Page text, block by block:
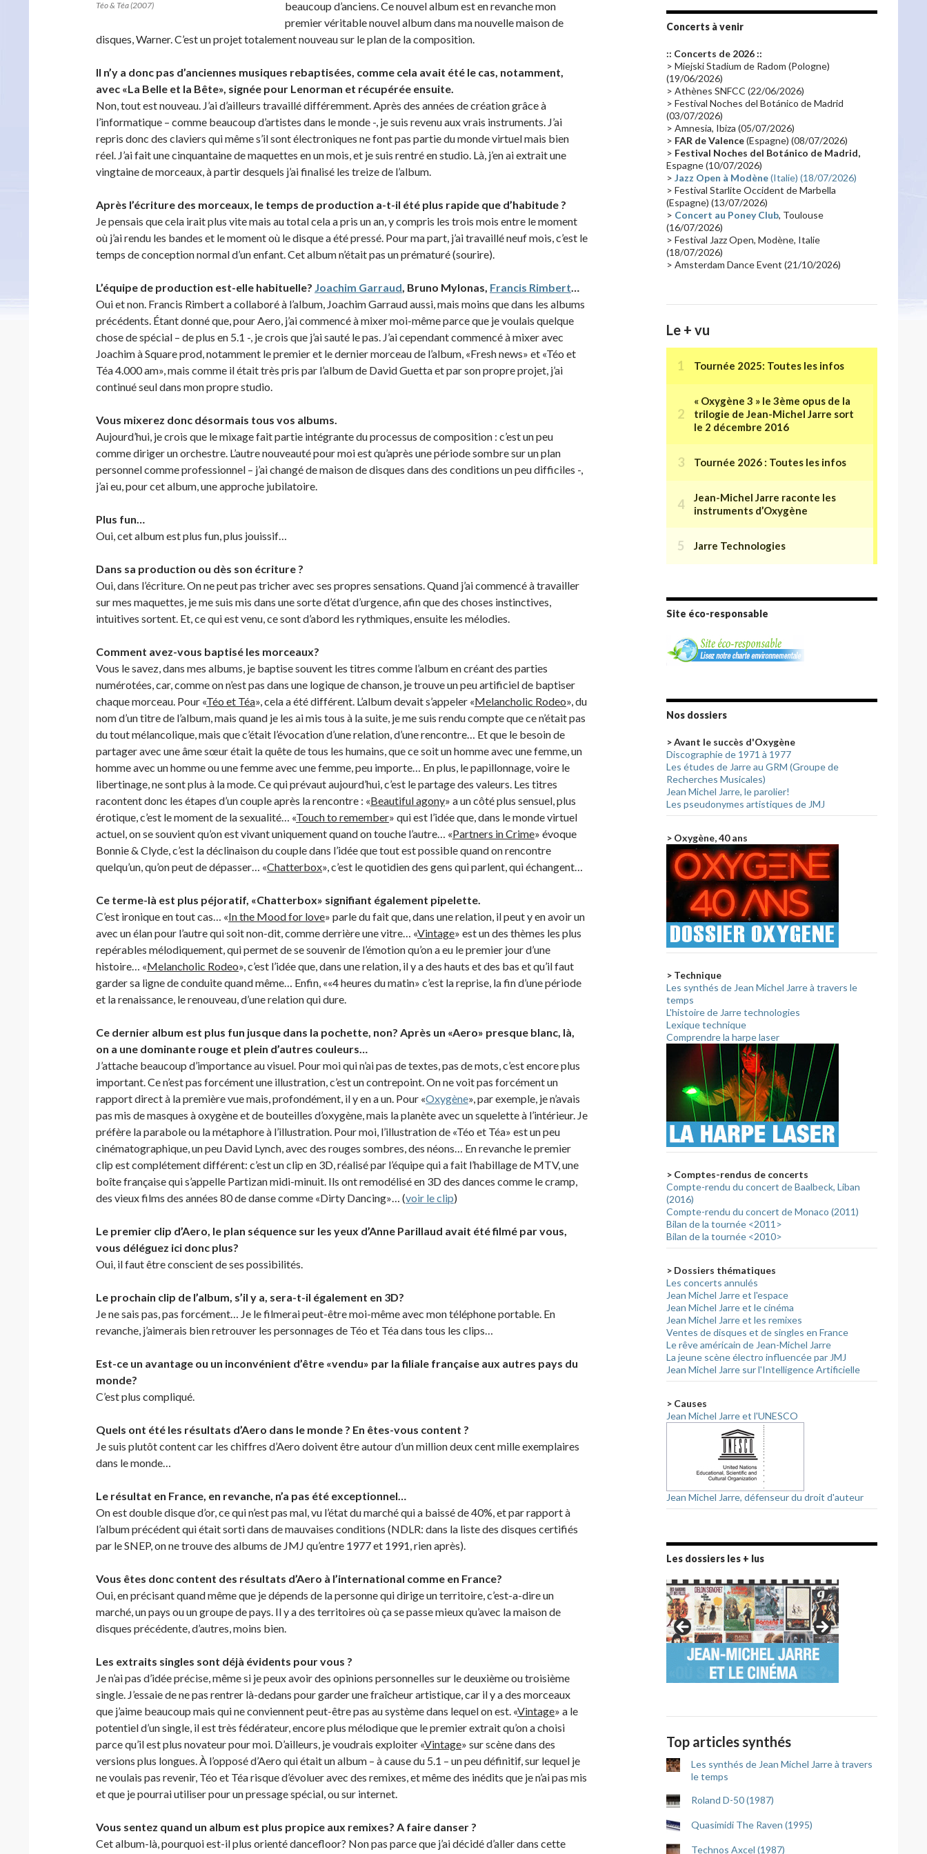
Téo & Téa (2007)
beaucoup d’anciens. Ce nouvel album est en revanche mon
premier véritable nouvel album dans ma nouvelle maison de
disques, Warner. C’est un projet totalement nouveau sur le plan de la composition.
Il n’y a donc pas d’anciennes musiques rebaptisées, comme cela avait été le cas, notamment,
avec «La Belle et la Bête», signée pour Lenorman et récupérée ensuite.
Non, tout est nouveau. J’ai d’ailleurs travaillé différemment. Après des années de création grâce à
l’informatique – comme beaucoup d’artistes dans le monde -, je suis revenu aux vrais instruments. J’ai
repris donc des claviers qui même s’il sont électroniques ne font pas partie du monde virtuel mais bien
réel. J’ai fait une cinquantaine de maquettes en un mois, et je suis rentré en studio. Là, j’en ai extrait une
vingtaine de morceaux, à partir desquels j’ai finalisé les treize de l’album.
Après l’écriture des morceaux, le temps de production a-t-il été plus rapide que d’habitude ?
Je pensais que cela irait plus vite mais au total cela a pris un an, y compris les trois mois entre le moment
où j’ai rendu les bandes et le moment où le disque a été pressé. Pour ma part, j’ai travaillé neuf mois, c’est le
temps de conception normal d’un enfant. Cet album n’était pas un prématuré (sourire).
L’équipe de production est-elle habituelle? Joachim Garraud, Bruno Mylonas, Francis Rimbert…
Oui et non. Francis Rimbert a collaboré à l’album, Joachim Garraud aussi, mais moins que dans les albums
précédents. Étant donné que, pour Aero, j’ai commencé à mixer moi-même parce que je voulais quelque
chose de spécial – de plus en 5.1 -, je crois que j’ai sauté le pas. J’ai cependant commencé à mixer avec
Joachim à Square prod, notamment le premier et le dernier morceau de l’album, «Fresh news» et «Téo et
Téa 4.000 am», mais comme il était très pris par l’album de David Guetta et par son propre projet, j’ai
continué seul dans mon propre studio.
Vous mixerez donc désormais tous vos albums.
Aujourd’hui, je crois que le mixage fait partie intégrante du processus de composition : c’est un peu
comme diriger un orchestre. L’autre nouveauté pour moi est qu’après une période sombre sur un plan
personnel comme professionnel – j’ai changé de maison de disques dans des conditions un peu difficiles -,
j’ai eu, pour cet album, une approche jubilatoire.
Plus fun…
Oui, cet album est plus fun, plus jouissif…
Dans sa production ou dès son écriture ?
Oui, dans l’écriture. On ne peut pas tricher avec ses propres sensations. Quand j’ai commencé à travailler
sur mes maquettes, je me suis mis dans une sorte d’état d’urgence, afin que des choses instinctives,
intuitives sortent. Et, ce qui est venu, ce sont d’abord les rythmiques, ensuite les mélodies.
Comment avez-vous baptisé les morceaux?
Vous le savez, dans mes albums, je baptise souvent les titres comme l’album en créant des parties
numérotées, car, comme on n’est pas dans une logique de chanson, je trouve un peu artificiel de baptiser
chaque morceau. Pour «Téo et Téa», cela a été différent. L’album devait s’appeler «Melancholic Rodeo», du
nom d’un titre de l’album, mais quand je les ai mis tous à la suite, je me suis rendu compte que ce n’était pas
du tout mélancolique, mais que c’était l’évocation d’une relation, d’une rencontre… Et que le besoin de
partager avec une âme sœur était la quête de tous les humains, que ce soit un homme avec une femme, un
homme avec un homme ou une femme avec une femme, peu importe… En plus, le papillonnage, voire le
libertinage, ne sont plus à la mode. Ce qui prévaut aujourd’hui, c’est le partage des valeurs. Les titres
racontent donc les étapes d’un couple après la rencontre : «Beautiful agony» a un côté plus sensuel, plus
érotique, c’est le moment de la sexualité… «Touch to remember» qui est l’idée que, dans le monde virtuel
actuel, on se souvient qu’on est vivant uniquement quand on touche l’autre… «Partners in Crime» évoque
Bonnie & Clyde, c’est la déclinaison du couple dans l’idée que tout est possible quand on rencontre
quelqu’un, qu’on peut de dépasser… «Chatterbox», c’est le quotidien des gens qui parlent, qui échangent…
Ce terme-là est plus péjoratif, «Chatterbox» signifiant également pipelette.
C’est ironique en tout cas… «In the Mood for love» parle du fait que, dans une relation, il peut y en avoir un
avec un élan pour l’autre qui soit non-dit, comme derrière une vitre… «Vintage» est un des thèmes les plus
repérables mélodiquement, qui permet de se souvenir de l’émotion qu’on a eu le premier jour d’une
histoire… «Melancholic Rodeo», c’est l’idée que, dans une relation, il y a des hauts et des bas et qu’il faut
garder sa ligne de conduite quand même… Enfin, ««4 heures du matin» c’est la reprise, la fin d’une période
et la renaissance, le renouveau, d’une relation qui dure.
Ce dernier album est plus fun jusque dans la pochette, non? Après un «Aero» presque blanc, là,
on a une dominante rouge et plein d’autres couleurs…
J’attache beaucoup d’importance au visuel. Pour moi qui n’ai pas de textes, pas de mots, c’est encore plus
important. Ce n’est pas forcément une illustration, c’est un contrepoint. On ne voit pas forcément un
rapport direct à la première vue mais, profondément, il y en a un. Pour «Oxygène», par exemple, je n’avais
pas mis de masques à oxygène et de bouteilles d’oxygène, mais la planète avec un squelette à l’intérieur. Je
préfère la parabole ou la métaphore à l’illustration. Pour moi, l’illustration de «Téo et Téa» est un peu
cinématographique, un peu David Lynch, avec des rouges sombres, des néons… En revanche le premier
clip est complétement différent: c’est un clip en 3D, réalisé par l’équipe qui a fait l’habillage de MTV, une
boîte française qui s’appelle Partizan midi-minuit. Ils ont remodélisé en 3D des dances comme le cramp,
des vieux films des années 80 de danse comme «Dirty Dancing»… (voir le clip)
Le premier clip d’Aero, le plan séquence sur les yeux d’Anne Parillaud avait été filmé par vous,
vous déléguez ici donc plus?
Oui, il faut être conscient de ses possibilités.
Le prochain clip de l’album, s’il y a, sera-t-il également en 3D?
Je ne sais pas, pas forcément… Je le filmerai peut-être moi-même avec mon téléphone portable. En
revanche, j’aimerais bien retrouver les personnages de Téo et Téa dans tous les clips…
Est-ce un avantage ou un inconvénient d’être «vendu» par la filiale française aux autres pays du
monde?
C’est plus compliqué.
Quels ont été les résultats d’Aero dans le monde ? En êtes-vous content ?
Je suis plutôt content car les chiffres d’Aero doivent être autour d’un million deux cent mille exemplaires
dans le monde…
Le résultat en France, en revanche, n’a pas été exceptionnel…
On est double disque d’or, ce qui n’est pas mal, vu l’état du marché qui a baissé de 40%, et par rapport à
l’album précédent qui était sorti dans de mauvaises conditions (NDLR: dans la liste des disques certifiés
par le SNEP, on ne trouve des albums de JMJ qu’entre 1977 et 1991, rien après).
Vous êtes donc content des résultats d’Aero à l’international comme en France?
Oui, en précisant quand même que je dépends de la personne qui dirige un territoire, c’est-a-dire un
marché, un pays ou un groupe de pays. Il y a des territoires où ça se passe mieux qu’avec la maison de
disques précédente, d’autres, moins bien.
Les extraits singles sont déjà évidents pour vous ?
Je n’ai pas d’idée précise, même si je peux avoir des opinions personnelles sur le deuxième ou troisième
single. J’essaie de ne pas rentrer là-dedans pour garder une fraîcheur artistique, car il y a des morceaux
que j’aime beaucoup mais qui ne conviennent peut-être pas au système dans lequel on est. «Vintage» a le
potentiel d’un single, il est très fédérateur, encore plus mélodique que le premier extrait qu’on a choisi
parce qu’il est plus novateur pour moi. D’ailleurs, je voudrais exploiter «Vintage» sur scène dans des
versions plus longues. À l’opposé d’Aero qui était un album – à cause du 5.1 – un peu définitif, sur lequel je
ne voulais pas revenir, Téo et Téa risque d’évoluer avec des remixes, et même des inédits que je n’ai pas mis
et que je pourrai utiliser pour un pressage spécial, ou sur internet.
Vous sentez quand un album est plus propice aux remixes? A faire danser ?
Cet album-là, pourquoi est-il plus orienté dancefloor? Non pas parce que j’ai décidé d’aller dans cette
Promo 2019
Emissions 2010 Disques rares
Synthé 70's(20)
Claviériste(19) Groupe de Recherche Musicale
France 2 (18)
Critique(17) Coffret(17) Chronologie(16)
Passages radio(16)
Synthé 80's(16) Les concerts en Chine (16)
Cinéma(16) Houston
Synthé Roland Belgique
Récompense(14) Collaborations 70's(14)
Astronomie(14) France Inter(14)
Concerts à venir
:: Concerts de 2026 ::
> Miejski Stadium de Radom (Pologne)
(19/06/2026)
> Athènes SNFCC (22/06/2026)
> Festival Noches del Botánico de Madrid
(03/07/2026)
> Amnesia, Ibiza (05/07/2026)
> FAR de Valence(Espagne) (08/07/2026)
> Festival Noches del Botánico de Madrid,
Espagne (10/07/2026)
> Jazz Open à Modène(Italie) (18/07/2026)
> Festival Starlite Occident de Marbella
(Espagne) (13/07/2026)
> Concert au Poney Club, Toulouse
(16/07/2026)
> Festival Jazz Open, Modène, Italie
(18/07/2026)
> Amsterdam Dance Event (21/10/2026)
Le + vu
Site éco-responsable
Nos dossiers
> Avant le succès d'Oxygène
Discographie de 1971 à 1977
Les études de Jarre au GRM (Groupe de
Recherches Musicales)
Jean Michel Jarre, le parolier!
Les pseudonymes artistiques de JMJ
> Oxygène, 40 ans
> Technique
Les synthés de Jean Michel Jarre à travers le
temps
L'histoire de Jarre technologies
Lexique technique
Comprendre la harpe laser
> Comptes-rendus de concerts
Compte-rendu du concert de Baalbeck, Liban
(2016)
Compte-rendu du concert de Monaco (2011)
Bilan de la tournée <2011>
Bilan de la tournée <2010>
> Dossiers thématiques
Les concerts annulés
Jean Michel Jarre et l'espace
Jean Michel Jarre et le cinéma
Jean Michel Jarre et les remixes
Ventes de disques et de singles en France
Le rêve américain de Jean-Michel Jarre
La jeune scène électro influencée par JMJ
Jean Michel Jarre sur l'Intelligence Artificielle
> Causes
Jean Michel Jarre et l'UNESCO
Jean Michel Jarre, défenseur du droit d'auteur
Les dossiers les + lus
Top articles synthés
Les synthés de Jean Michel Jarre à travers
le temps
Roland D-50 (1987)
Quasimidi The Raven (1995)
Technos Axcel (1987)